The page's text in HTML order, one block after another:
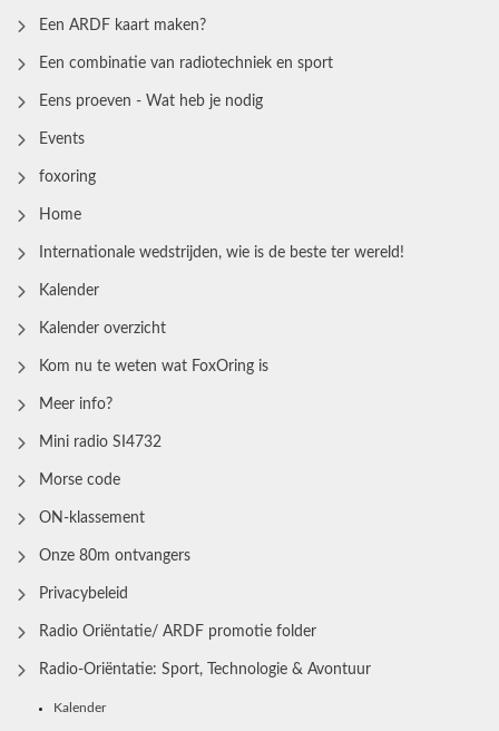
Een ARDF kaart maken?
Een combinatie van radiotechniek en sport
Eens proeven - Wat heb je nodig
Events
foxoring
Home
Internationale wedstrijden, wie is de beste ter wereld!
Kalender
Kalender overzicht
Kom nu te weten wat FoxOring is
Meer info?
Mini radio SI4732
Morse code
ON-klassement
Onze 80m ontvangers
Privacybeleid
Radio Oriëntatie/ ARDF promotie folder
Radio‑Oriëntatie: Sport, Technologie & Avontuur
Kalender